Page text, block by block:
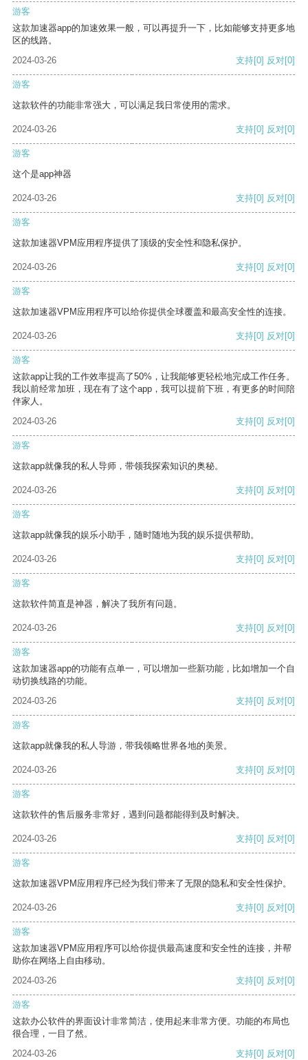
游客
这款加速器app的加速效果一般，可以再提升一下，比如能够支持更多地
区的线路。
2024-03-26
支持[0] 反对[0]
游客
这款软件的功能非常强大，可以满足我日常使用的需求。
2024-03-26 支持[0] 反对[0]
游客
这个是app神器
2024-03-26 支持[0] 反对[0]
游客
这款加速器VPM应用程序提供了顶级的安全性和隐私保护。
2024-03-26 支持[0] 反对[0]
游客
这款加速器VPM应用程序可以给你提供全球覆盖和最高安全性的连接。
2024-03-26 支持[0] 反对[0]
游客
这款app让我的工作效率提高了50%，让我能够更轻松地完成工作任务。
我以前经常加班，现在有了这个app，我可以提前下班，有更多的时间陪
伴家人。
2024-03-26
支持[0] 反对[0]
游客
这款app就像我的私人导师，带领我探索知识的奥秘。
2024-03-26 支持[0] 反对[0]
游客
这款app就像我的娱乐小助手，随时随地为我的娱乐提供帮助。
2024-03-26 支持[0] 反对[0]
游客
这款软件简直是神器，解决了我所有问题。
2024-03-26 支持[0] 反对[0]
游客
这款加速器app的功能有点单一，可以增加一些新功能，比如增加一个自
动切换线路的功能。
2024-03-26
支持[0] 反对[0]
游客
这款app就像我的私人导游，带我领略世界各地的美景。
2024-03-26 支持[0] 反对[0]
游客
这款软件的售后服务非常好，遇到问题都能得到及时解决。
2024-03-26 支持[0] 反对[0]
游客
这款加速器VPM应用程序已经为我们带来了无限的隐私和安全性保护。
2024-03-26 支持[0] 反对[0]
游客
这款加速器VPM应用程序可以给你提供最高速度和安全性的连接，并帮
助你在网络上自由移动。
2024-03-26
支持[0] 反对[0]
游客
这款办公软件的界面设计非常简洁，使用起来非常方便。功能的布局也
很合理，一目了然。
2024-03-26
支持[0] 反对[0]